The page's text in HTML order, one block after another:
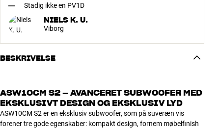
Stadig ikke en PV1D
NIELS K. U.
Viborg
BESKRIVELSE
ASW10CM S2 – AVANCERET SUBWOOFER MED
EKSKLUSIVT DESIGN OG EKSKLUSIV LYD
ASW10CM S2 er en eksklusiv subwoofer, som på suveræn vis
forener tre gode egenskaber: kompakt design, fornem møbelfinish